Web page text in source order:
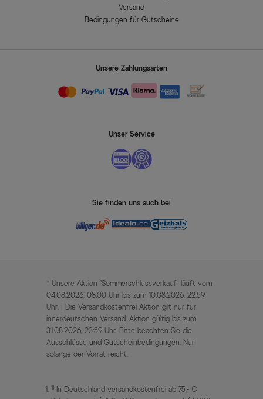
Versand
Bedingungen für Gutscheine
Unsere Zahlungsarten
Unser Service
Sie finden uns auch bei
* Unsere Aktion „Sommerschlussverkauf“ läuft vom
04.08.2026, 08:00 Uhr bis zum 10.08.2026, 22:59
Uhr. | Die Versandkostenfrei-Aktion gilt nur für
innerdeutschen Versand. Aktion gültig bis zum
31.08.2026, 23:59 Uhr. Bitte beachten Sie die
Ausschlüsse und Gutscheinbedingungen. Nur
solange der Vorrat reicht.
1) In Deutschland versandkostenfrei ab 75,- €